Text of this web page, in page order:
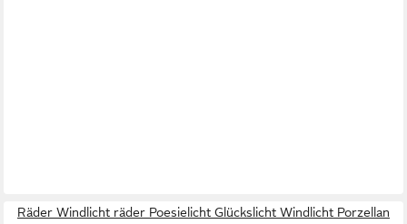
Räder Windlicht räder Poesielicht Glückslicht Windlicht Porzellan